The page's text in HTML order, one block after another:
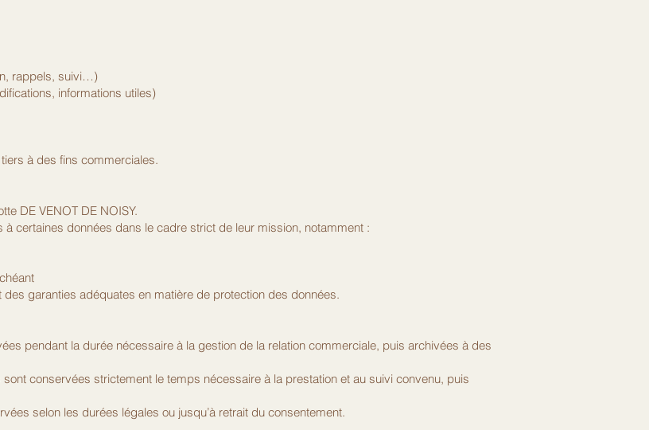
rappels, suivi…)
informations utiles)
à des fins commerciales.
DE VENOT DE NOISY.
certaines données dans le cadre strict de leur mission, notamment :
garanties adéquates en matière de protection des données.
pendant la durée nécessaire à la gestion de la relation commerciale, puis archivées à des
conservées strictement le temps nécessaire à la prestation et au suivi convenu, puis
selon les durées légales ou jusqu’à retrait du consentement.